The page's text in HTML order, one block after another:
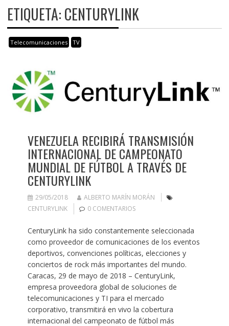
ETIQUETA:CENTURYLINK
Telecomunicaciones TV
VENEZUELA RECIBIRÁ TRANSMISIÓN
INTERNACIONAL DE CAMPEONATO
MUNDIAL DE FÚTBOL A TRAVÉS DE
CENTURYLINK
29/05/2018
ALBERTO MARÍN MORÁN
CENTURYLINK
0 COMENTARIOS
CenturyLink ha sido constantemente seleccionada
como proveedor de comunicaciones de los eventos
deportivos, convenciones políticas, elecciones y
conciertos de rock más importantes del mundo.
Caracas, 29 de mayo de 2018 – CenturyLink,
empresa proveedora global de soluciones de
telecomunicaciones y TI para el mercado
corporativo, transmitirá en vivo la cobertura
internacional del campeonato de fútbol más